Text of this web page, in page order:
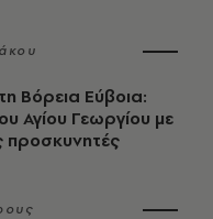
Βόρεια Εύβοια:
Αγίου Γεωργίου με